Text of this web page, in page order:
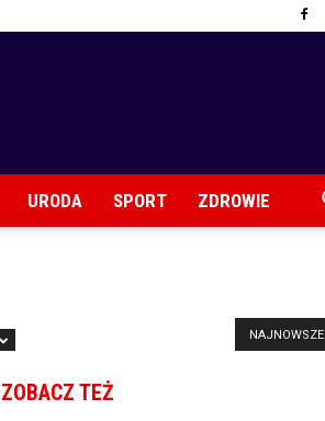
URODA SPORT ZDROWIE
NAJNOWSZE
ZOBACZ TEŻ